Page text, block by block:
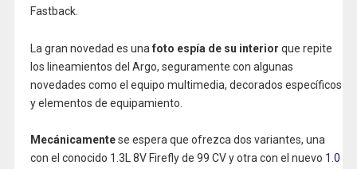
Fastback.
La gran novedad es una foto espía de su interior que repite
los lineamientos del Argo, seguramente con algunas
novedades como el equipo multimedia, decorados específicos
y elementos de equipamiento.
Mecánicamentese espera que ofrezca dos variantes, una
con el conocido 1.3L 8V Firefly de 99 CV y otra con el nuevo 1.0